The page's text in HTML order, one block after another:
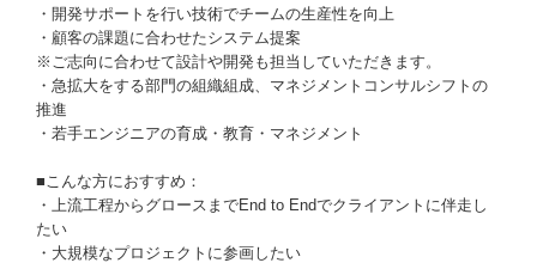
・開発サポートを行い技術でチームの生産性を向上
・顧客の課題に合わせたシステム提案
※ご志向に合わせて設計や開発も担当していただきます。
・急拡大をする部門の組織組成、マネジメントコンサルシフトの
推進
・若手エンジニアの育成・教育・マネジメント
■こんな方におすすめ：
・上流工程からグロースまでEnd to Endでクライアントに伴走し
たい
・大規模なプロジェクトに参画したい